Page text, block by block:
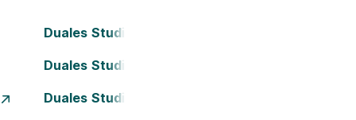
Duales Studium Bielefeld
Duales Studium Darmstadt
Duales Studium Essen